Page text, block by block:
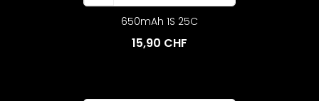
650mAh 1S 25C
15,90 CHF